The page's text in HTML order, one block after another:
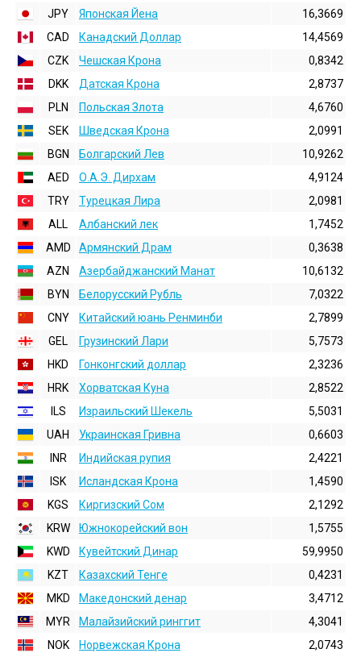
JPY
Японская Йена
16,3669
CAD
Канадский Доллар
14,4569
CZK
Чешская Крона
0,8342
DKK
Датская Крона
2,8737
PLN
Польская Злота
4,6760
SEK
Шведская Крона
2,0991
BGN
Болгарский Лев
10,9262
AED
О.А.Э. Дирхам
4,9124
TRY
Турецкая Лира
2,0981
ALL
Албанский лек
1,7452
AMD
Армянский Драм
0,3638
AZN
Азербайджанский Манат
10,6132
BYN
Белорусский Рубль
7,0322
CNY
Китайский юань Ренминби
2,7899
GEL
Грузинский Лари
5,7573
HKD
Гонконгский доллаp
2,3236
HRK
Хорватская Куна
2,8522
ILS
Израильский Шекель
5,5031
UAH
Украинская Гривна
0,6603
INR
Индийская pупия
2,4221
ISK
Исландская Крона
1,4590
KGS
Киргизский Сом
2,1292
KRW
Южнокорейский вон
1,5755
KWD
Кувейтский Динар
59,9950
KZT
Казахский Тенге
0,4231
MKD
Македонский денар
3,4712
MYR
Малайзийский ринггит
4,3041
NOK
Норвежская Крона
2,0743